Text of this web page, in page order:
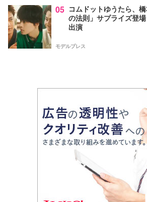
05 コムドットゆうたら、
の法則」サプライズ登
出演
モデルプレス